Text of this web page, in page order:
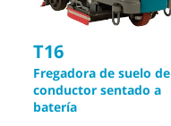
T16
Fregadora de suelo de
conductor sentado a
batería